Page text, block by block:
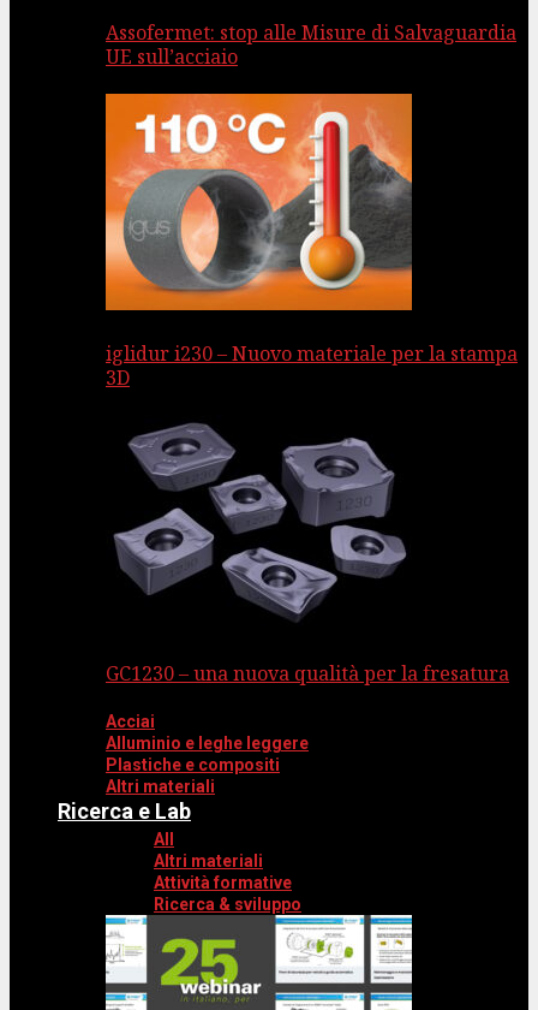
Assofermet: stop alle Misure di Salvaguardia
UE sull’acciaio
iglidur i230 – Nuovo materiale per la stampa
3D
GC1230 – una nuova qualità per la fresatura
Acciai
Alluminio e leghe leggere
Plastiche e compositi
Altri materiali
Ricerca e Lab
All
Altri materiali
Attività formative
Ricerca & sviluppo